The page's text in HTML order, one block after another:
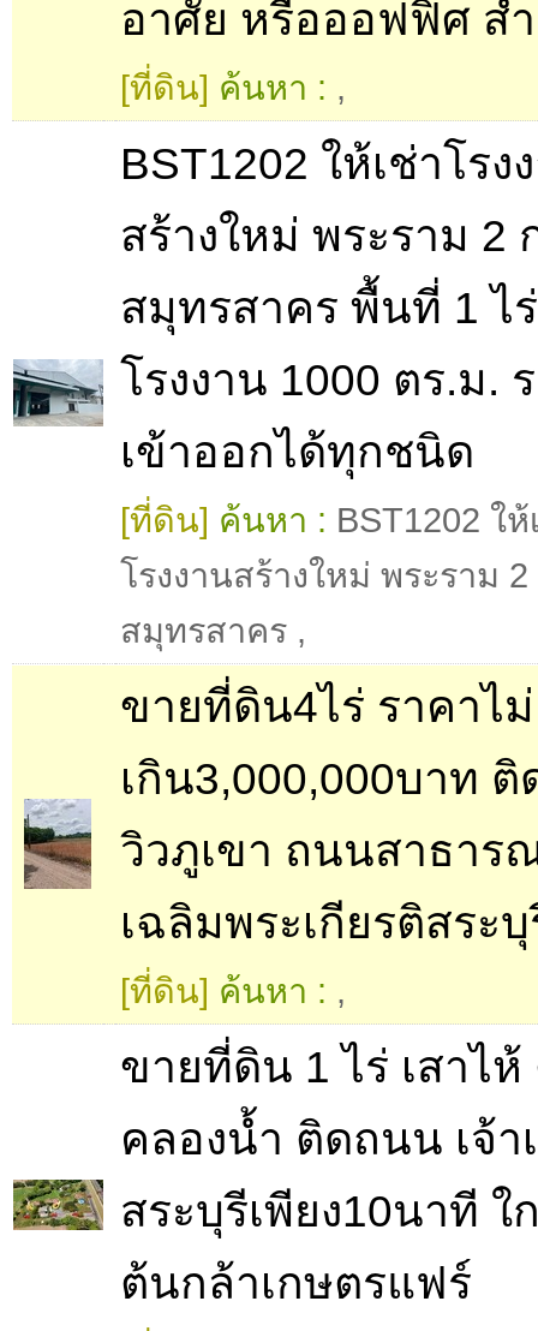
อาศัย หรือออฟฟิศ ส
[ที่ดิน] ค้นหา : ,
BST1202 ให้เช่าโรง
สร้างใหม่ พระราม 2
สมุทรสาคร พื้นที่ 1 ไร่
โรงงาน 1000 ตร.ม.
เข้าออกได้ทุกชนิด
[ที่ดิน] ค้นหา : BST1202 ให้
โรงงานสร้างใหม่ พระราม
สมุทรสาคร ,
ขายที่ดิน4ไร่ ราคาไม่
เกิน3,000,000บาท ติ
วิวภูเขา ถนนสาธาร
เฉลิมพระเกียรติสระบุ
[ที่ดิน] ค้นหา : ,
ขายที่ดิน 1 ไร่ เสาไห้
คลองน้ำ ติดถนน เจ้า
สระบุรีเพียง10นาที ใ
ต้นกล้าเกษตรแฟร์